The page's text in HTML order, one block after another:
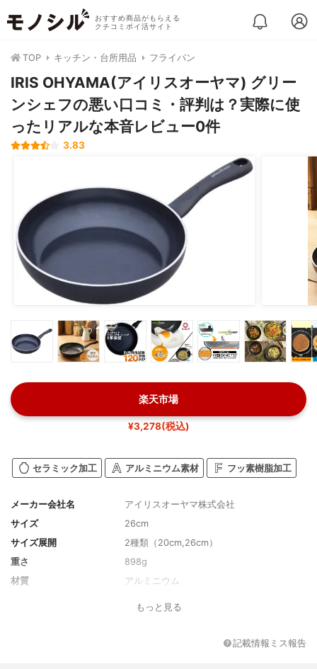
おすすめ商品がもらえる
クチコミポイ活サイト
TOP キッチン・台所用品 フライパン
IRIS OHYAMA(アイリスオーヤマ) グリー
ンシェフの悪い口コミ・評判は？実際に使
ったリアルな本音レビュー0件
3.83
楽天市場
¥3,278(税込)
セラミック加工 アルミニウム素材 フッ素樹脂加工
メーカー会社名
アイリスオーヤマ株式会社
サイズ
26cm
サイズ展開
2種類（20cm,26cm）
重さ
898g
材質
アルミニウム
フェノール樹脂
IH・ガス両方対応（全熱源対応）
もっと見る
記載情報ミス報告